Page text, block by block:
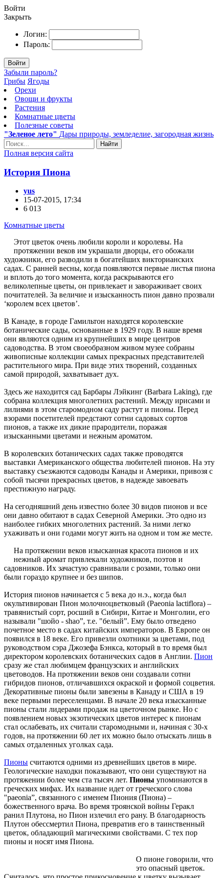
Войти
Закрыть
Логин:
Пароль:
Войти
Забыли пароль?
Грибы Ягоды
Орехи
Овощи и фрукты
Растения
Комнатные цветы
Полезные советы
"Зеленое лето" Дары природы, земледелие, загородная жизнь
Найти
Полная версия сайта
История Пиона
yus
15-07-2015, 17:34
6 013
Комнатные цветы
Этот цветок очень любили короли и королевы. На
протяжении веков им украшали дворцы, его обожали
художники, его разводили в богатейших викторианских
садах. С ранней весны, когда появляются первые листья пиона
и вплоть до того момента, когда раскрываются его
великолепные цветы, он привлекает и завораживает своих
почитателей. За величие и изысканность пион давно прозвали
‘королем всех цветов’.
В Канаде, в городе Гамильтон находятся королевские
ботанические сады, основанные в 1929 году. В наше время
они являются одним из крупнейших в мире центров
садоводства. В этом своеобразном живом музее собраны
живописные коллекции самых прекрасных представителей
растительного мира. При виде этих творений, созданных
самой природой, захватывает дух.
Здесь же находится сад Барбары Лэйкинг (Barbara Laking), где
собрана коллекция многолетних растений. Между ирисами и
лилиями в этом старомодном саду растут и пионы. Перед
взорами посетителей предстают сотни садовых сортов
пионов, а также их дикие прародители, поражая
изысканными цветами и нежным ароматом.
В королевских ботанических садах также проводятся
выставки Американского общества любителей пионов. На эту
выставку съезжаются садоводы Канады и Америки, привозя с
собой тысячи прекрасных цветов, в надежде завоевать
престижную награду.
На сегодняшний день известно более 30 видов пионов и все
они давно обитают в садах Северной Америки. Это одно из
наиболее гибких многолетних растений. За ними легко
ухаживать и они годами могут жить на одном и том же месте.
На протяжении веков изысканная красота пионов и их
нежный аромат привлекали художников, поэтов и
садовников. Их зачастую сравнивали с розами, только они
были гораздо крупнее и без шипов.
История пионов начинается с 5 века до н.э., когда был
окультивирован Пион молочноцветковый (Paeonia lactiflora) –
травянистый сорт, росший в Сибири, Китае и Монголии, его
называли "шойо - shao”, т.е. "белый”. Ему было отведено
почетное место в садах китайских императоров. В Европе он
появился в 18 веке. Его привезли охотники за цветами, под
руководством сэра Джозефа Бэнкса, который в то время был
директором королевских ботанических садов в Англии. Пион
сразу же стал любимцем французских и английских
цветоводов. На протяжении веков они создавали сотни
гибридов пионов, отличавшихся окраской и формой соцветия.
Декоративные пионы были завезены в Канаду и США в 19
веке первыми переселенцами. В начале 20 века изысканные
пионы стали лидерами продаж на цветочном рынке. Но с
появлением новых экзотических цветов интерес к пионам
стал ослабевать, их считали старомодными и, начиная с 30-х
годов, на протяжении 60 лет их можно было отыскать лишь в
самых отдаленных уголках сада.
Пионы считаются одними из древнейших цветов в мире.
Геологические находки показывают, что они существуют на
протяжении более чем ста тысяч лет. Пионы упоминаются в
греческих мифах. Их название идет от греческого слова
"paeonia”, связанного с именем Пиония (Пиона) –
божественного врача. Во время троянской войны Геракл
ранил Плутона, но Пион излечил его рану. В благодарность
Плутон обессмертил Пиона, превратив его в таинственный
цветок, обладающий магическими свойствами. С тех пор
пионы и носят имя Пиона.
О пионе говорили, что
это опасный цветок.